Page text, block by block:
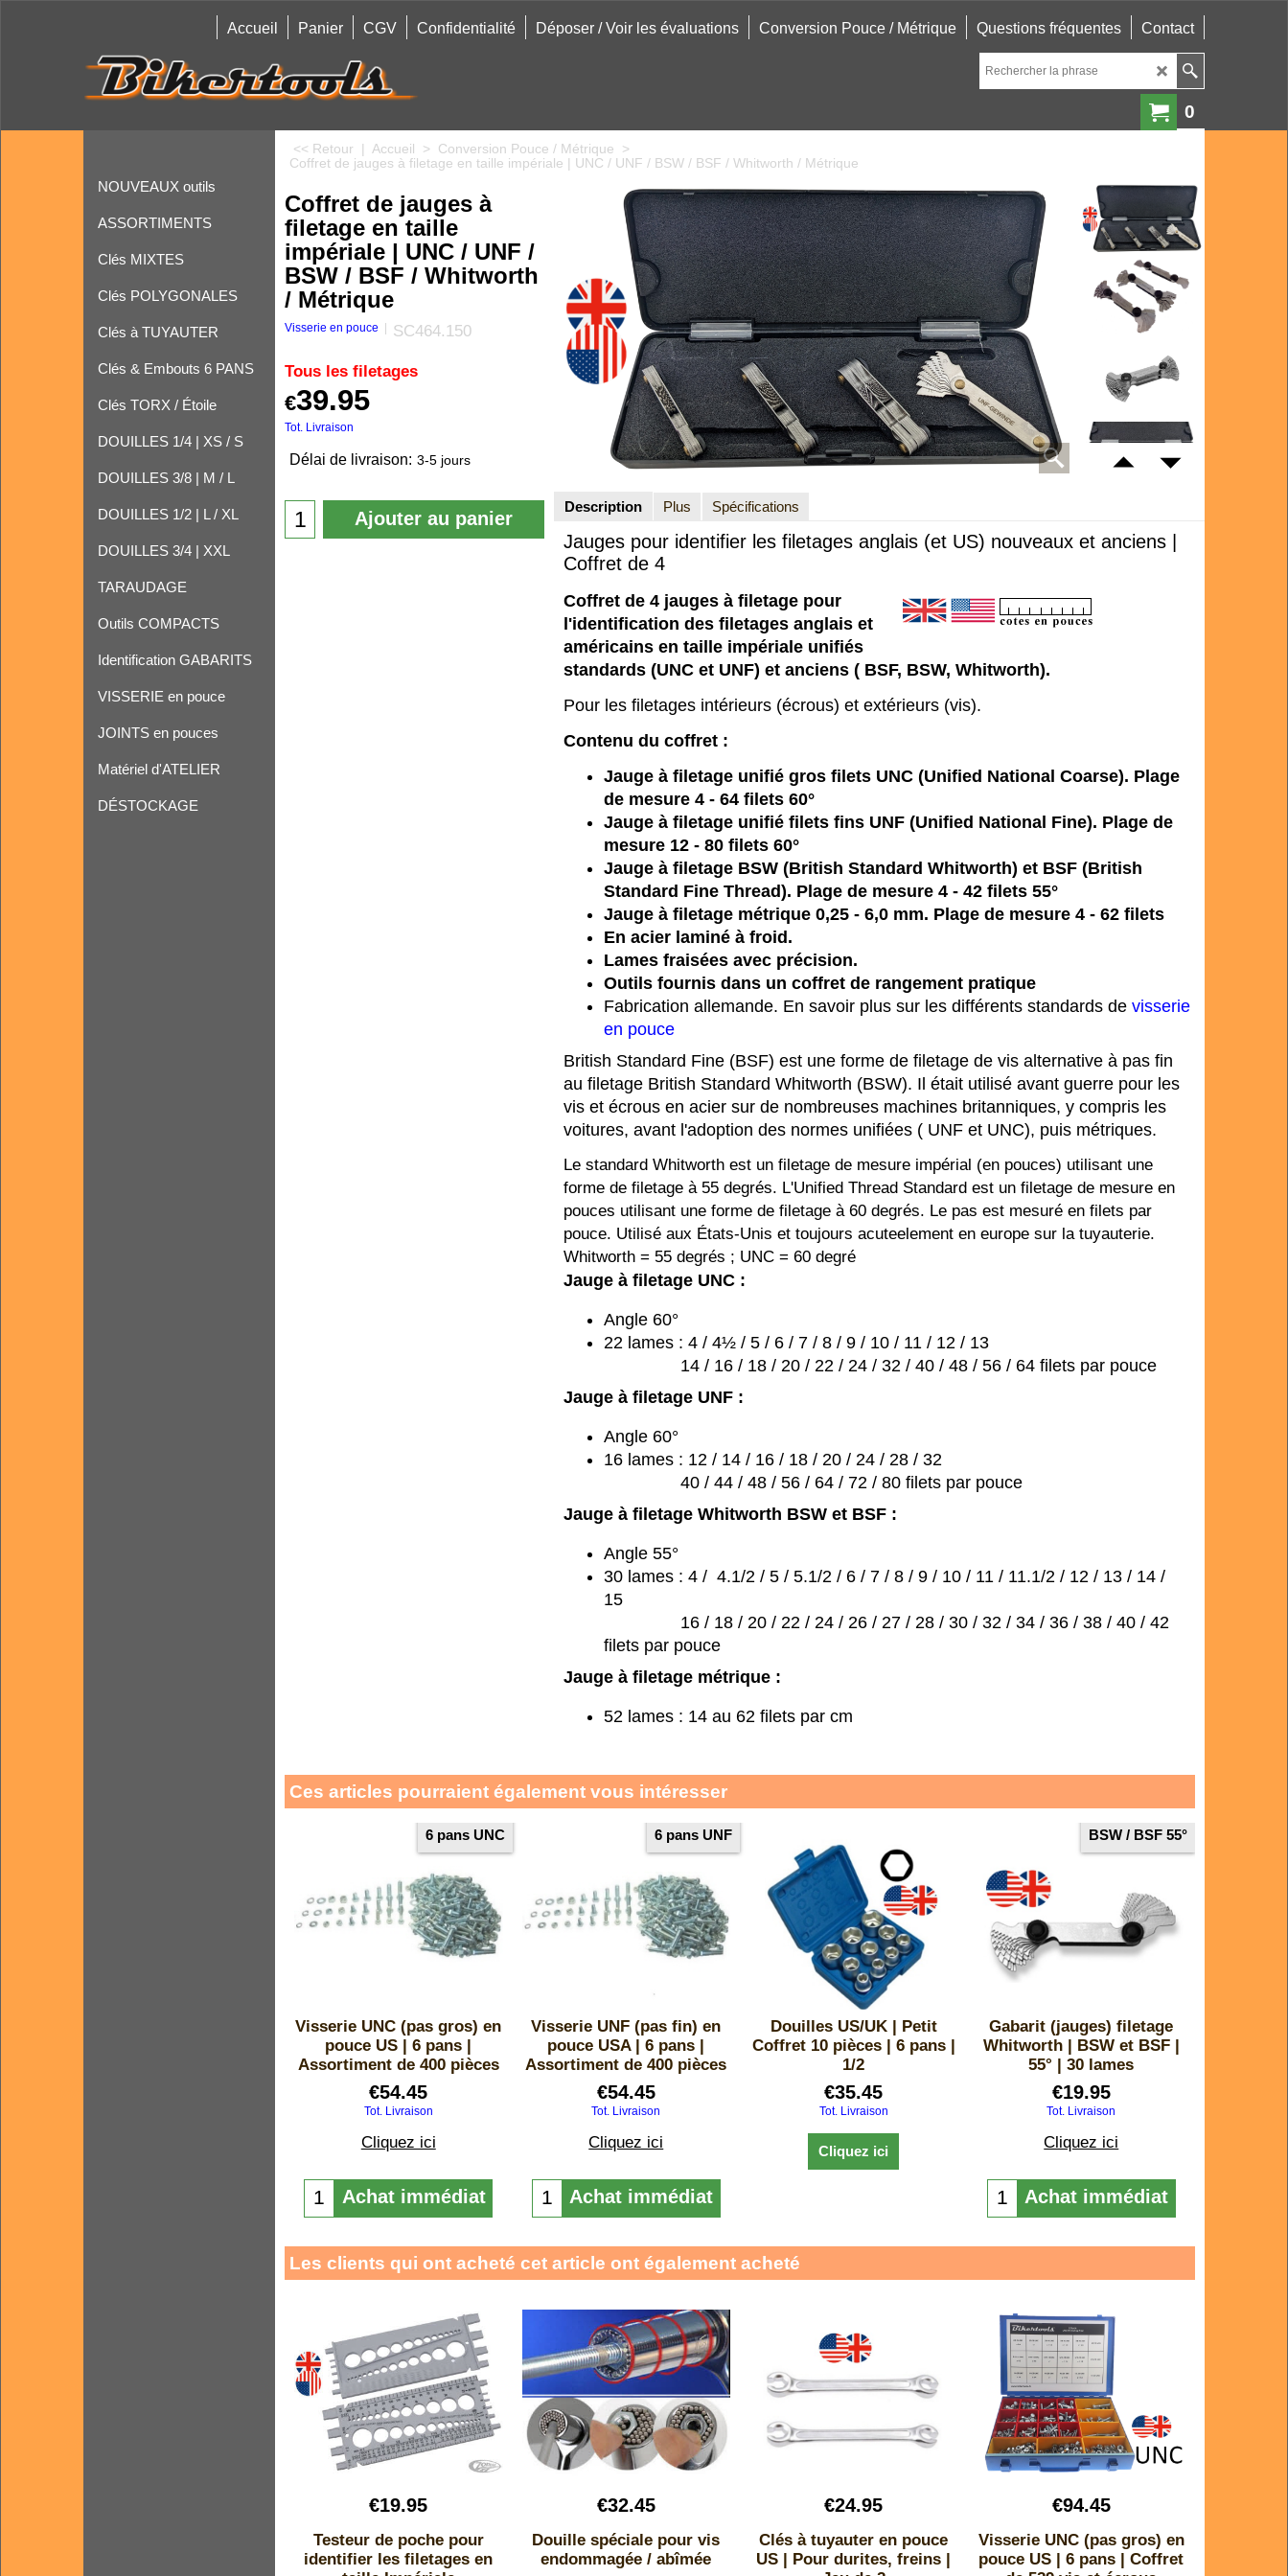
Accueil Panier CGV Confidentialité Déposer / Voir les évaluations Conversion Pouce / Métrique Questions fréquentes Contact
0
NOUVEAUX outils
ASSORTIMENTS
Clés MIXTES
Clés POLYGONALES
Clés à TUYAUTER
Clés & Embouts 6 PANS
Clés TORX / Étoile
DOUILLES 1/4 | XS / S
DOUILLES 3/8 | M / L
DOUILLES 1/2 | L / XL
DOUILLES 3/4 | XXL
TARAUDAGE
Outils COMPACTS
Identification GABARITS
VISSERIE en pouce
JOINTS en pouces
Matériel d'ATELIER
DÉSTOCKAGE
<< Retour Accueil > Conversion Pouce / Métrique >
Coffret de jauges à filetage en taille impériale | UNC / UNF / BSW / BSF / Whitworth / Métrique
Coffret de jauges à
filetage en taille
impériale | UNC / UNF /
BSW / BSF / Whitworth
/ Métrique
Visserie en pouce SC464.150
Tous les filetages
€39.95
Tot. Livraison
Délai de livraison: 3-5 jours
Ajouter au panier
Description Plus Spécifications
Jauges pour identifier les filetages anglais (et US) nouveaux et anciens |
Coffret de 4
Coffret de 4 jauges à filetage pour
l'identification des filetages anglais et
américains en taille impériale unifiés
standards (UNC et UNF) et anciens ( BSF, BSW, Whitworth).
Pour les filetages intérieurs (écrous) et extérieurs (vis).
Contenu du coffret :
Jauge à filetage unifié gros filets UNC (Unified National Coarse). Plage
de mesure 4 - 64 filets 60°
Jauge à filetage unifié filets fins UNF (Unified National Fine). Plage de
mesure 12 - 80 filets 60°
Jauge à filetage BSW (British Standard Whitworth) et BSF (British
Standard Fine Thread). Plage de mesure 4 - 42 filets 55°
Jauge à filetage métrique 0,25 - 6,0 mm. Plage de mesure 4 - 62 filets
En acier laminé à froid.
Lames fraisées avec précision.
Outils fournis dans un coffret de rangement pratique
Fabrication allemande. En savoir plus sur les différents standards de visserie
en pouce
British Standard Fine (BSF) est une forme de filetage de vis alternative à pas fin
au filetage British Standard Whitworth (BSW). Il était utilisé avant guerre pour les
vis et écrous en acier sur de nombreuses machines britanniques, y compris les
voitures, avant l'adoption des normes unifiées ( UNF et UNC), puis métriques.
Le standard Whitworth est un filetage de mesure impérial (en pouces) utilisant une
forme de filetage à 55 degrés. L'Unified Thread Standard est un filetage de mesure en
pouces utilisant une forme de filetage à 60 degrés. Le pas est mesuré en filets par
pouce. Utilisé aux États-Unis et toujours acuteelement en europe sur la tuyauterie.
Whitworth = 55 degrés ; UNC = 60 degré
Jauge à filetage UNC :
Angle 60°
22 lames : 4 / 4½ / 5 / 6 / 7 / 8 / 9 / 10 / 11 / 12 / 13
14 / 16 / 18 / 20 / 22 / 24 / 32 / 40 / 48 / 56 / 64 filets par pouce
Jauge à filetage UNF :
Angle 60°
16 lames : 12 / 14 / 16 / 18 / 20 / 24 / 28 / 32
40 / 44 / 48 / 56 / 64 / 72 / 80 filets par pouce
Jauge à filetage Whitworth BSW et BSF :
Angle 55°
30 lames : 4 / 4.1/2 / 5 / 5.1/2 / 6 / 7 / 8 / 9 / 10 / 11 / 11.1/2 / 12 / 13 / 14 /
15
16 / 18 / 20 / 22 / 24 / 26 / 27 / 28 / 30 / 32 / 34 / 36 / 38 / 40 / 42
filets par pouce
Jauge à filetage métrique :
52 lames : 14 au 62 filets par cm
Ces articles pourraient également vous intéresser
6 pans UNC
Visserie UNC (pas gros) en
pouce US | 6 pans |
Assortiment de 400 pièces
€54.45
Tot. Livraison
Cliquez ici
Achat immédiat
6 pans UNF
Visserie UNF (pas fin) en
pouce USA | 6 pans |
Assortiment de 400 pièces
€54.45
Tot. Livraison
Cliquez ici
Achat immédiat
Douilles US/UK | Petit
Coffret 10 pièces | 6 pans |
1/2
€35.45
Tot. Livraison
Cliquez ici
BSW / BSF 55°
Gabarit (jauges) filetage
Whitworth | BSW et BSF |
55° | 30 lames
€19.95
Tot. Livraison
Cliquez ici
Achat immédiat
Les clients qui ont acheté cet article ont également acheté
€19.95
Testeur de poche pour
identifier les filetages en
€32.45
Douille spéciale pour vis
endommagée / abîmée
€24.95
Clés à tuyauter en pouce
US | Pour durites, freins |
€94.45
Visserie UNC (pas gros) en
pouce US | 6 pans | Coffret